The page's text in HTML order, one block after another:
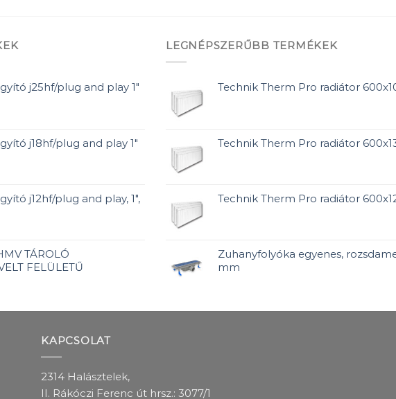
j25hf/plug and play 1"
j18hf/plug and play 1"
j12hf/plug and play, 1",
TÁROLÓ
FELÜLETŰ
LEGNÉPSZERŰBB TERMÉKEK
Technik Therm Pro radiátor
Technik Therm Pro radiátor
Technik Therm Pro radiátor
Zuhanyfolyóka egyenes,
mm
KAPCSOLAT
2314 Halásztelek,
II. Rákóczi Ferenc út hrsz.: 3077/1